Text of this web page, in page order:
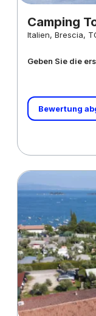
Camping
Italien, Brescia,
Geben Sie die
Bewertung